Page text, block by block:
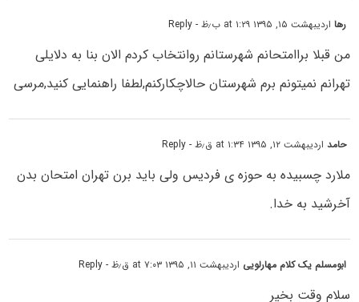
رهااردیبهشت ۱۵, ۱۳۹۵ at ۱:۲۹ ب٫ظ - Reply
من قبلا براامتحانم شهرستانم روانتخاب کردم الان بنا به دلایلى
تهرانم نمیتونم برم شهرستان حالاچکارکنم,لطفا راهنمایى کنید,مرسى
حامداردیبهشت ۱۲, ۱۳۹۵ at ۱:۳۴ ق٫ظ - Reply
ملارد چسبیده به حوزه ی فردیس ولی باید برن تهران امتحان بدن
آخرشید به خدا.
ابومسلم یک کلام مهارلویی اردیبهشت ۱۱, ۱۳۹۵ at ۷:۰۳ ق٫ظ - Reply
سلام وقت بخیر